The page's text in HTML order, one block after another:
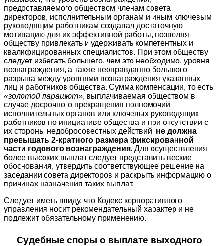
предоставляемого обществом членам совета
директоров, исполнительным органам и иным ключевым
руководящим работникам создавал достаточную
мотивацию для их эффективной работы, позволяя
обществу привлекать и удерживать компетентных и
квалифицированных специалистов. При этом обществу
следует избегать большего, чем это необходимо, уровня
вознаграждения, а также неоправданно большого
разрыва между уровнями вознаграждения указанных
лиц и работников общества. Сумма компенсации, то есть
«золотой парашют», выплачиваемая обществом в
случае досрочного прекращения полномочий
исполнительных органов или ключевых руководящих
работников по инициативе общества и при отсутствии с
их стороны недобросовестных действий, не должна
превышать 2-кратного размера фиксированной
части годового вознаграждения. Для осуществления
более высоких выплат следует представить веские
обоснования, утвердить соответствующее решение на
заседании совета директоров и раскрыть информацию о
причинах назначения таких выплат.
Следует иметь ввиду, что Кодекс корпоративного
управления носит рекомендательный характер и не
подлежит обязательному применению.
Судебные споры о выплате выходного